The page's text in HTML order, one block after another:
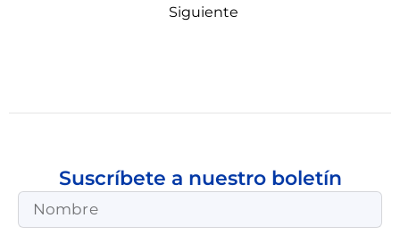
Siguiente
Suscríbete a nuestro boletín